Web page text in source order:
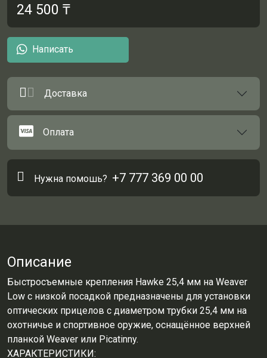
24 500 ₸
Написать
Доставка
Оплата
Нужна помошь? +7 777 369 00 00
Описание
Быстросъемные крепления Hawke 25,4 мм на Weaver
Low с низкой посадкой предназначены для установки
оптических прицелов с диаметром трубки 25,4 мм на
охотничье и спортивное оружие, оснащённое верхней
планкой Weaver или Picatinny.
ХАРАКТЕРИСТИКИ: